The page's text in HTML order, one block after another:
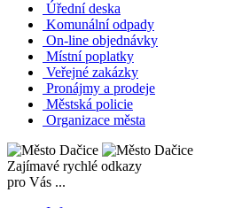
Úřední deska
Komunální odpady
On-line objednávky
Místní poplatky
Veřejné zakázky
Pronájmy a prodeje
Městská policie
Organizace města
Zajímavé rychlé odkazy
pro Vás ...